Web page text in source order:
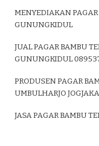
MENYEDIAKAN
GUNUNGKIDUL
JUAL PAGAR BAMBU
GUNUNGKIDUL
PRODUSEN PAGAR
UMBULHARJO
JASA PAGAR BAMBU